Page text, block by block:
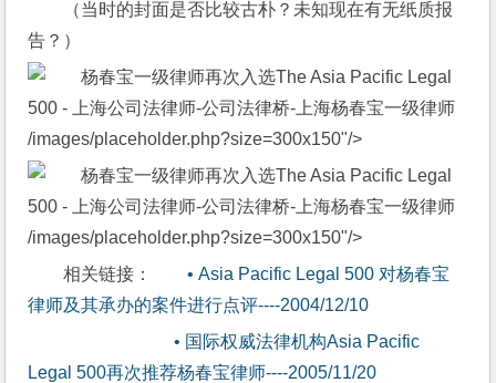
（当时的封面是否比较古朴？未知现在有无纸质报
告？）
/images/placeholder.php?size=300x150"/>
/images/placeholder.php?size=300x150"/>
相关链接：
• Asia Pacific Legal 500 对杨春宝
律师及其承办的案件进行点评----2004/12/10
• 国际权威法律机构Asia Pacific
Legal 500再次推荐杨春宝律师----2005/11/20